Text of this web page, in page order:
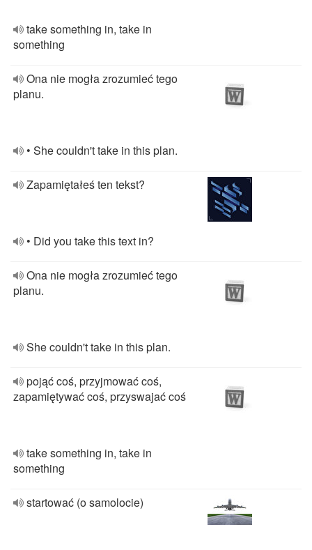
take something in, take in
something
Ona nie mogła zrozumieć tego
planu.
• She couldn't take in this plan.
Zapamiętałeś ten tekst?
• Did you take this text in?
Ona nie mogła zrozumieć tego
planu.
She couldn't take in this plan.
pojąć coś, przyjmować coś,
zapamiętywać coś, przyswajać coś
take something in, take in
something
startować (o samolocie)